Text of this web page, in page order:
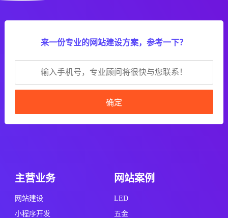
来一份专业的网站建设方案，参考一下？
确定
主营业务
网站建设
小程序开发
网站案例
LED
五金